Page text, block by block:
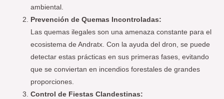
ambiental.
Prevención de Quemas Incontroladas:
Las quemas ilegales son una amenaza constante para el
ecosistema de Andratx. Con la ayuda del dron, se puede
detectar estas prácticas en sus primeras fases, evitando
que se conviertan en incendios forestales de grandes
proporciones.
Control de Fiestas Clandestinas: